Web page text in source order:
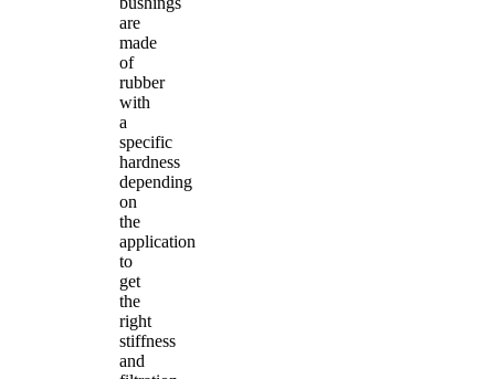
are
made
of
rubber
with
a
specific
hardness
depending
on
the
application
to
get
the
right
stiffness
and